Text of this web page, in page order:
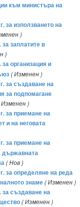
към министъра на
за използването на
)
заплатите в
)
организация и
( Изменен )
за създаване на
за подпомагане
Изменен )
за приемане на
и на неговата
за приемане на
държавната
( Нов )
за определяне на реда
знаме( Изменен )
създаване на
( Изменен )